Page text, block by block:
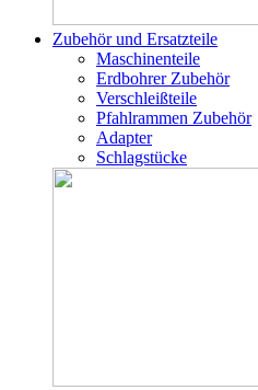
Zubehör und Ersatzteile
Maschinenteile
Erdbohrer Zubehör
Verschleißteile
Pfahlrammen Zubehör
Adapter
Schlagstücke